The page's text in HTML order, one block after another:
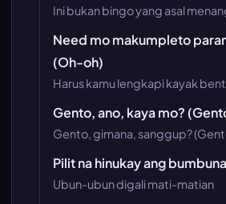
Ini bukan bingo yang asal
Need mo makumpleto
(Oh-oh)
Harus kamu lengkapi kayak
Gento, ano, kaya mo?
Gento, gimana, sanggup?
Pilit na hinukay ang
Ubun-ubun digali mati-matian